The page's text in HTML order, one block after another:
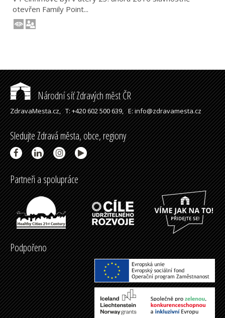
otevřen Family Point...
Národní síť Zdravých měst ČR
ZdravaMesta.cz,T: +420 602 500 639,E: info@zdravamesta.cz
Sledujte Zdravá města, obce, regiony
Partneři a spolupráce
Podpořeno